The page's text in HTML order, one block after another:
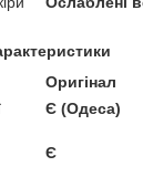
Оригінал
Є (Одеса)
Є